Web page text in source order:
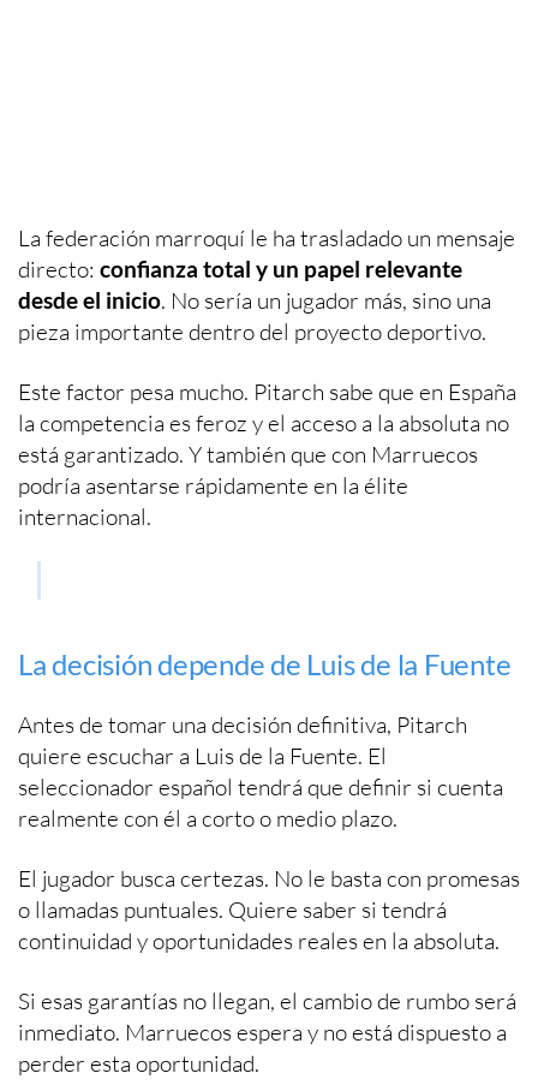
La federación marroquí le ha trasladado un mensaje
directo: confianza total y un papel relevante
desde el inicio. No sería un jugador más, sino una
pieza importante dentro del proyecto deportivo.
Este factor pesa mucho. Pitarch sabe que en España
la competencia es feroz y el acceso a la absoluta no
está garantizado. Y también que con Marruecos
podría asentarse rápidamente en la élite
internacional.
La decisión depende de Luis de la Fuente
Antes de tomar una decisión definitiva, Pitarch
quiere escuchar a Luis de la Fuente. El
seleccionador español tendrá que definir si cuenta
realmente con él a corto o medio plazo.
El jugador busca certezas. No le basta con promesas
o llamadas puntuales. Quiere saber si tendrá
continuidad y oportunidades reales en la absoluta.
Si esas garantías no llegan, el cambio de rumbo será
inmediato. Marruecos espera y no está dispuesto a
perder esta oportunidad.